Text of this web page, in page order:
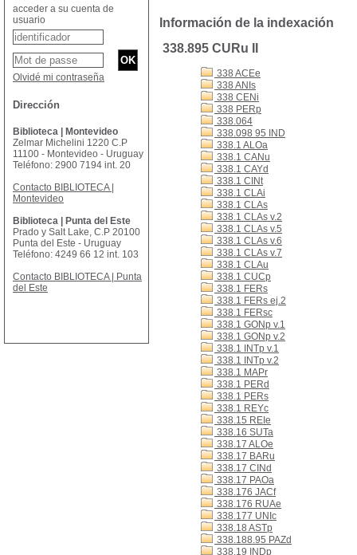
Información de la indexación
338.895 CURu II
338 ACEe
338 ANIs
338 CENi
338 PERp
338.064
338.098 95 IND
338.1 ALOa
338.1 CANu
338.1 CAYd
338.1 CINt
338.1 CLAi
338.1 CLAs
338.1 CLAs v.2
338.1 CLAs v.5
338.1 CLAs v.6
338.1 CLAs v.7
338.1 CLAu
338.1 CUCp
338.1 FERs
338.1 FERs ej.2
338.1 FERsc
338.1 GONp v.1
338.1 GONp v.2
338.1 INTp v.1
338.1 INTp v.2
338.1 MAPr
338.1 PERd
338.1 PERs
338.1 REYc
338.15 REIe
338.16 SUTa
338.17 ALOe
338.17 BARu
338.17 CINd
338.17 PAOa
338.176 JACf
338.176 RUAe
338.177 UNIc
338.18 ASTp
338.188.95 PAZd
338.19 INDp
acceder a su cuenta de
usuario
Olvidé mi contraseña
Dirección
Biblioteca | Montevideo
Zelmar Michelini 1220 C.P
11100 - Montevideo - Uruguay
Teléfono: 2900 7194 int. 20
Contacto BIBLIOTECA |
Montevideo
Biblioteca | Punta del Este
Prado y Salt Lake, C.P 20100
Punta del Este - Uruguay
Teléfono: 4249 66 12 int. 103
Contacto BIBLIOTECA | Punta
del Este